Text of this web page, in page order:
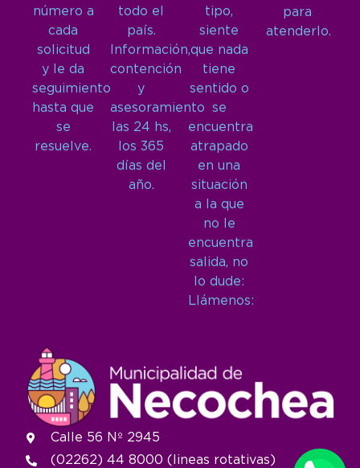
número a
cada
solicitud
y le da
seguimiento
hasta que
se
resuelve.
todo el
país.
Información,
contención
y
asesoramiento
las 24 hs,
los 365
días del
año.
tipo,
siente
que nada
tiene
sentido o
se
encuentra
atrapado
en una
situación
a la que
no le
encuentra
salida, no
lo dude:
Llámenos:
para
atenderlo.
Calle 56 Nº 2945
(02262) 44 8000 (lineas rotativas)